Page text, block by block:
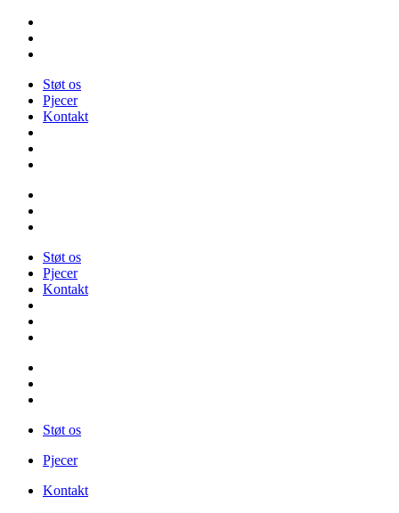
Videre
indhold
Støt os
Pjecer
Kontakt
Støt os
Pjecer
Kontakt
Støt os
Pjecer
Kontakt